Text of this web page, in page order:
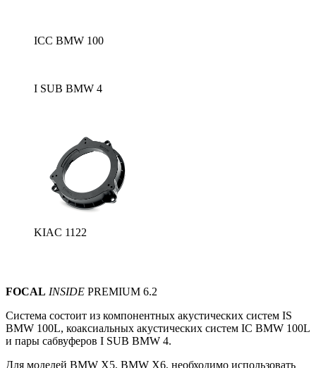
ICC BMW 100
I SUB BMW 4
KIAC 1122
FOCAL INSIDE PREMIUM 6.2
Система состоит из компонентных акустических систем IS
BMW 100L, коаксиальных акустических систем IС BMW 100L
и пары сабвуферов I SUB BMW 4.
Для моделей BMW X5, BMW X6, необходимо использовать